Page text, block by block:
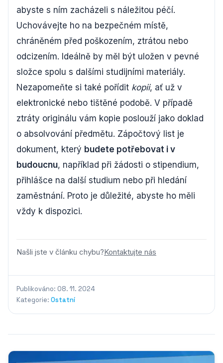
abyste s ním zacházeli s náležitou péčí.
Uchovávejte ho na bezpečném místě,
chráněném před poškozením, ztrátou nebo
odcizením. Ideálně by měl být uložen v pevné
složce spolu s dalšími studijními materiály.
Nezapomeňte si také pořídit kopii, ať už v
elektronické nebo tištěné podobě. V případě
ztráty originálu vám kopie poslouží jako doklad
o absolvování předmětu. Zápočtový list je
dokument, který budete potřebovat i v
budoucnu, například při žádosti o stipendium,
přihlášce na další studium nebo při hledání
zaměstnání. Proto je důležité, abyste ho měli
vždy k dispozici.
Našli jste v článku chybu?Kontaktujte nás
Publikováno: 08. 11. 2024
Kategorie: Ostatní